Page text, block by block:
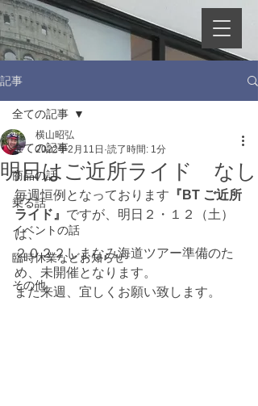
記事
全ての記事
商品の話
乗る話
イベントの話
臨時休業などお知らせ
その他
全ての記事
明日はご近所ライド なし
横山昭弘
2022年2月11日 読了時間: 1分
毎週恒例となっております 『BT ご近所
ライド』 ですが、明日２・１２（土）
は、
２０２２しまなみ海道ツアー準備のた
め、未開催となります。
また来週、宜しくお願い致します。